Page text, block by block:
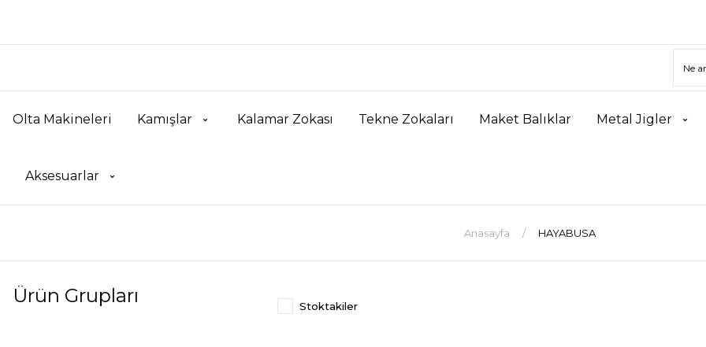
Olta Makineleri Kamışlar Kalamar Zokası Tekne Zokaları Maket Balıklar Metal Jigler
Aksesuarlar
Anasayfa HAYABUSA
Ürün Grupları Stoktakiler